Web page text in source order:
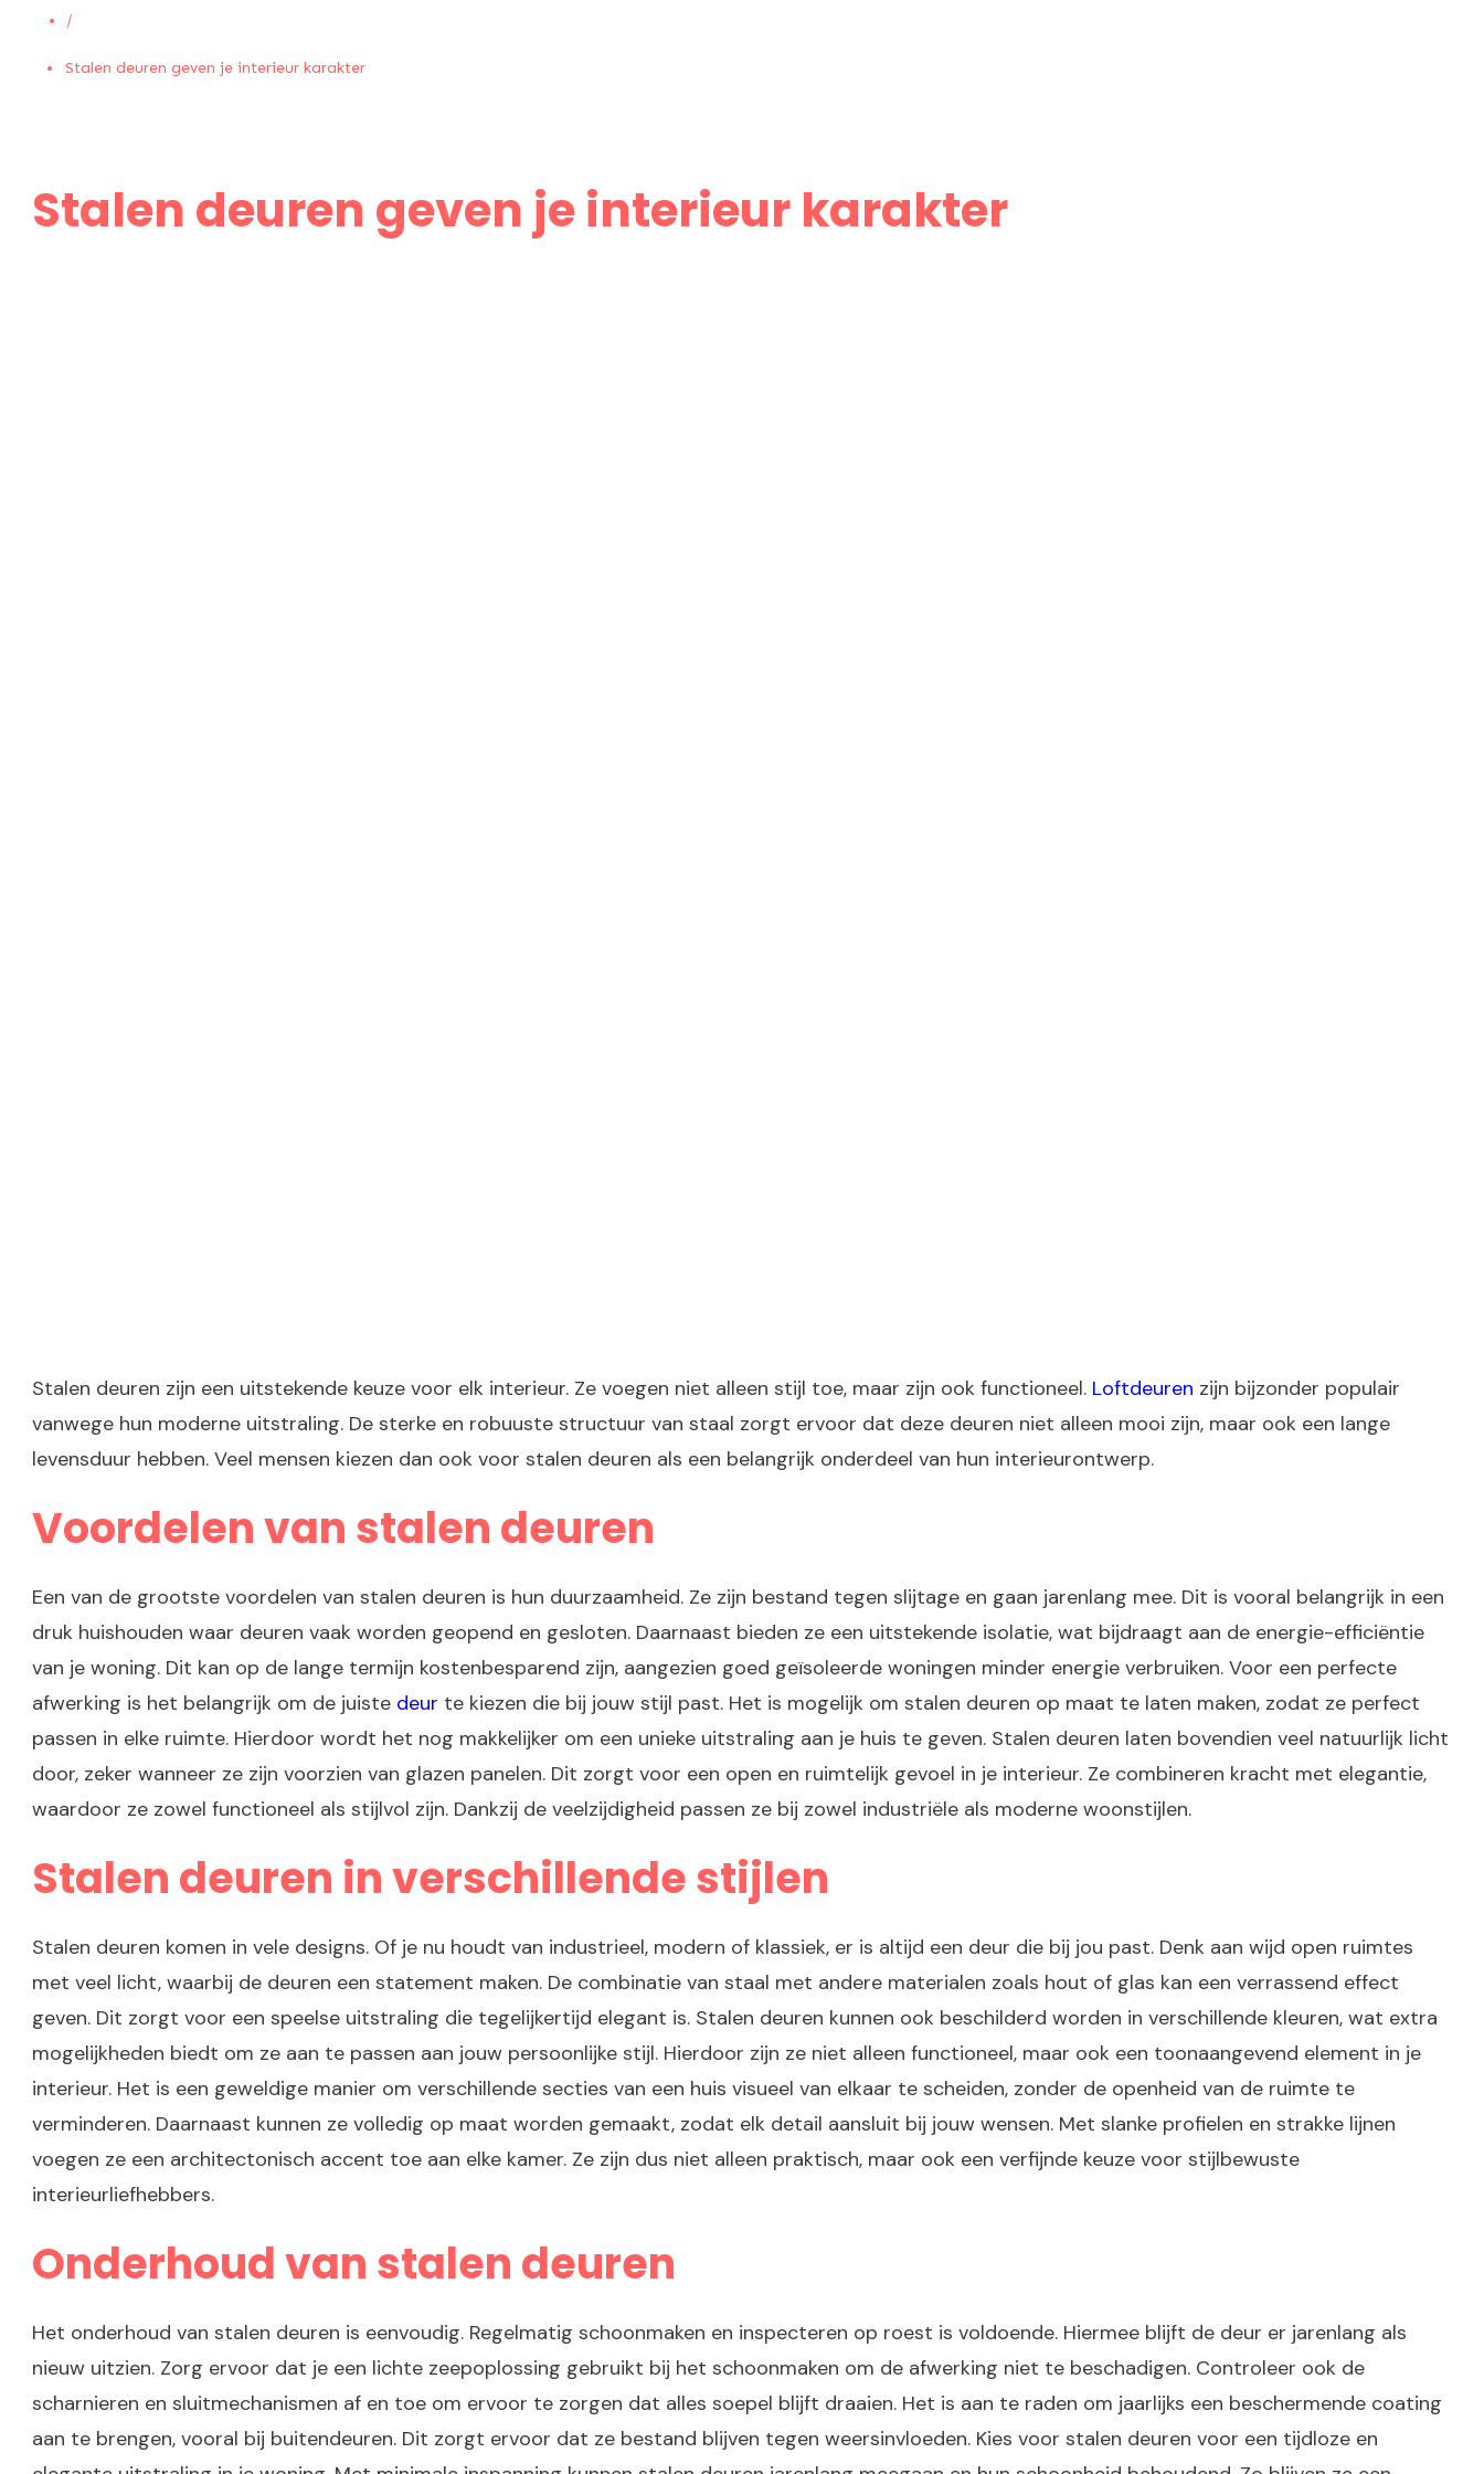
/
Stalen deuren geven je interieur karakter
Stalen deuren geven je interieur karakter
Stalen deuren zijn een uitstekende keuze voor elk interieur. Ze voegen niet alleen stijl toe, maar zijn ook functioneel. Loftdeuren zijn bijzonder populair
vanwege hun moderne uitstraling. De sterke en robuuste structuur van staal zorgt ervoor dat deze deuren niet alleen mooi zijn, maar ook een lange
levensduur hebben. Veel mensen kiezen dan ook voor stalen deuren als een belangrijk onderdeel van hun interieurontwerp.
Voordelen van stalen deuren
Een van de grootste voordelen van stalen deuren is hun duurzaamheid. Ze zijn bestand tegen slijtage en gaan jarenlang mee. Dit is vooral belangrijk in een
druk huishouden waar deuren vaak worden geopend en gesloten. Daarnaast bieden ze een uitstekende isolatie, wat bijdraagt aan de energie-efficiëntie
van je woning. Dit kan op de lange termijn kostenbesparend zijn, aangezien goed geïsoleerde woningen minder energie verbruiken. Voor een perfecte
afwerking is het belangrijk om de juiste deur te kiezen die bij jouw stijl past. Het is mogelijk om stalen deuren op maat te laten maken, zodat ze perfect
passen in elke ruimte. Hierdoor wordt het nog makkelijker om een unieke uitstraling aan je huis te geven. Stalen deuren laten bovendien veel natuurlijk licht
door, zeker wanneer ze zijn voorzien van glazen panelen. Dit zorgt voor een open en ruimtelijk gevoel in je interieur. Ze combineren kracht met elegantie,
waardoor ze zowel functioneel als stijlvol zijn. Dankzij de veelzijdigheid passen ze bij zowel industriële als moderne woonstijlen.
Stalen deuren in verschillende stijlen
Stalen deuren komen in vele designs. Of je nu houdt van industrieel, modern of klassiek, er is altijd een deur die bij jou past. Denk aan wijd open ruimtes
met veel licht, waarbij de deuren een statement maken. De combinatie van staal met andere materialen zoals hout of glas kan een verrassend effect
geven. Dit zorgt voor een speelse uitstraling die tegelijkertijd elegant is. Stalen deuren kunnen ook beschilderd worden in verschillende kleuren, wat extra
mogelijkheden biedt om ze aan te passen aan jouw persoonlijke stijl. Hierdoor zijn ze niet alleen functioneel, maar ook een toonaangevend element in je
interieur. Het is een geweldige manier om verschillende secties van een huis visueel van elkaar te scheiden, zonder de openheid van de ruimte te
verminderen. Daarnaast kunnen ze volledig op maat worden gemaakt, zodat elk detail aansluit bij jouw wensen. Met slanke profielen en strakke lijnen
voegen ze een architectonisch accent toe aan elke kamer. Ze zijn dus niet alleen praktisch, maar ook een verfijnde keuze voor stijlbewuste
interieurliefhebbers.
Onderhoud van stalen deuren
Het onderhoud van stalen deuren is eenvoudig. Regelmatig schoonmaken en inspecteren op roest is voldoende. Hiermee blijft de deur er jarenlang als
nieuw uitzien. Zorg ervoor dat je een lichte zeepoplossing gebruikt bij het schoonmaken om de afwerking niet te beschadigen. Controleer ook de
scharnieren en sluitmechanismen af en toe om ervoor te zorgen dat alles soepel blijft draaien. Het is aan te raden om jaarlijks een beschermende coating
aan te brengen, vooral bij buitendeuren. Dit zorgt ervoor dat ze bestand blijven tegen weersinvloeden. Kies voor stalen deuren voor een tijdloze en